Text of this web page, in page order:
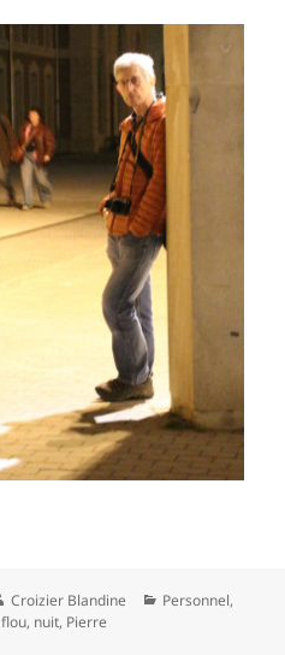
Auteur
Croizier Blandine Catégories
Personnel,
Mots-
flou, nuit, Pierre